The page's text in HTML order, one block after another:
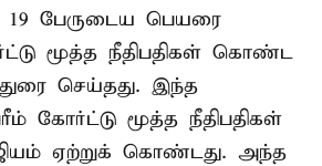
பேருடைய பெயரை
மூத்த நீதிபதிகள் கொண்ட
செய்தது. இந்த
கோர்ட்டு மூத்த நீதிபதிகள்
ஏற்றுக் கொண்டது. அந்த